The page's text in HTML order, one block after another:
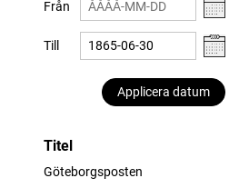
Från
Till
Applicera datum
Titel
Göteborgsposten
träffar